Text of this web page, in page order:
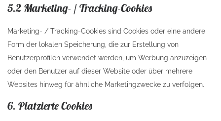
5.2 Marketing- / Tracking-Cookies
Marketing- / Tracking-Cookies sind Cookies oder eine andere
Form der lokalen Speicherung, die zur Erstellung von
Benutzerprofilen verwendet werden, um Werbung anzuzeigen
oder den Benutzer auf dieser Website oder über mehrere
Websites hinweg für ähnliche Marketingzwecke zu verfolgen.
6. Platzierte Cookies